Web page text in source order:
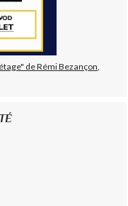
de Rémi Bezançon,